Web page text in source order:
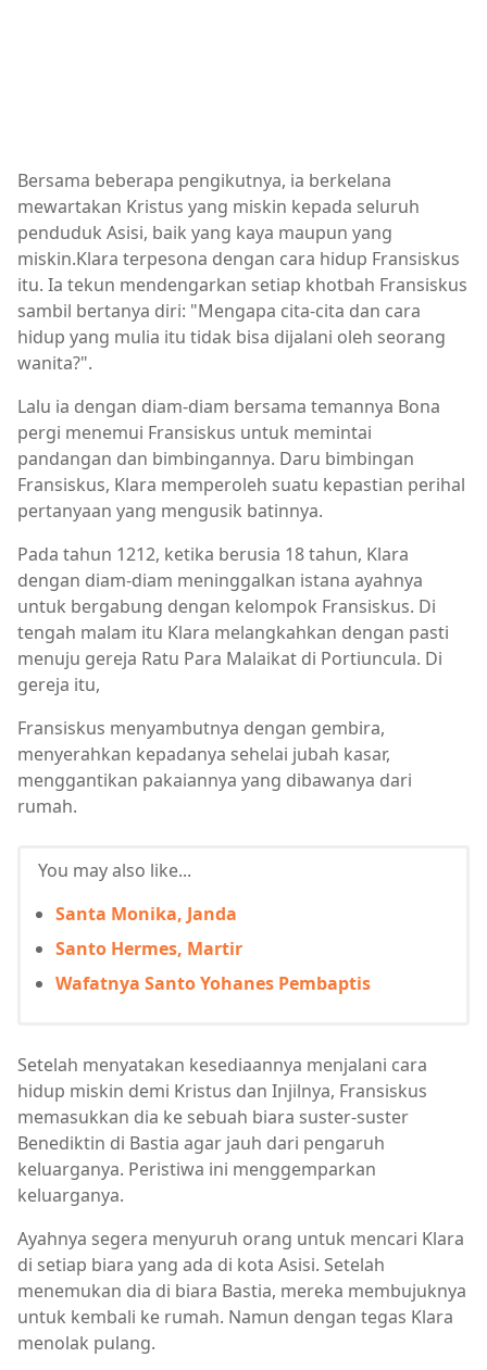
Bersama beberapa pengikutnya, ia berkelana
mewartakan Kristus yang miskin kepada seluruh
penduduk Asisi, baik yang kaya maupun yang
miskin.Klara terpesona dengan cara hidup Fransiskus
itu. Ia tekun mendengarkan setiap khotbah Fransiskus
sambil bertanya diri: "Mengapa cita-cita dan cara
hidup yang mulia itu tidak bisa dijalani oleh seorang
wanita?".
Lalu ia dengan diam-diam bersama temannya Bona
pergi menemui Fransiskus untuk memintai
pandangan dan bimbingannya. Daru bimbingan
Fransiskus, Klara memperoleh suatu kepastian perihal
pertanyaan yang mengusik batinnya.
Pada tahun 1212, ketika berusia 18 tahun, Klara
dengan diam-diam meninggalkan istana ayahnya
untuk bergabung dengan kelompok Fransiskus. Di
tengah malam itu Klara melangkahkan dengan pasti
menuju gereja Ratu Para Malaikat di Portiuncula. Di
gereja itu,
Fransiskus menyambutnya dengan gembira,
menyerahkan kepadanya sehelai jubah kasar,
menggantikan pakaiannya yang dibawanya dari
rumah.
You may also like...
Santa Monika, Janda
Santo Hermes, Martir
Wafatnya Santo Yohanes Pembaptis
Setelah menyatakan kesediaannya menjalani cara
hidup miskin demi Kristus dan Injilnya, Fransiskus
memasukkan dia ke sebuah biara suster-suster
Benediktin di Bastia agar jauh dari pengaruh
keluarganya. Peristiwa ini menggemparkan
keluarganya.
Ayahnya segera menyuruh orang untuk mencari Klara
di setiap biara yang ada di kota Asisi. Setelah
menemukan dia di biara Bastia, mereka membujuknya
untuk kembali ke rumah. Namun dengan tegas Klara
menolak pulang.